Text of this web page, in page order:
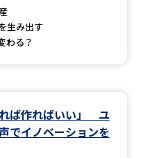
」の請求
等学校卒業程度認定試験
生み出す
わる？
れば作ればいい」 ユ
でイノベーションを